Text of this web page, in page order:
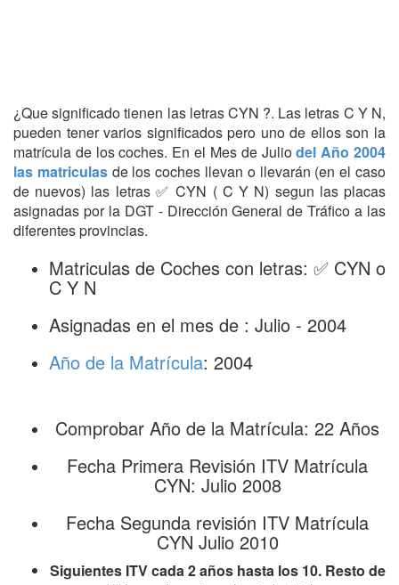
¿Que significado tienen las letras CYN ?. Las letras C Y N,
pueden tener varios significados pero uno de ellos son la
matrícula de los coches. En el Mes de Juliodel Año 2004
las matriculas de los coches llevan o llevarán (en el caso
de nuevos) las letras ✅ CYN ( C Y N) segun las placas
asignadas por la DGT - Dirección General de Tráfico a las
diferentes provincias.
Matriculas de Coches con letras: ✅ CYN o
C Y N
Asignadas en el mes de : Julio - 2004
Año de la Matrícula: 2004
Comprobar Año de la Matrícula: 22 Años
Fecha Primera Revisión ITV Matrícula
CYN: Julio 2008
Fecha Segunda revisión ITV Matrícula
CYN Julio 2010
Siguientes ITV cada 2 años hasta los 10. Resto de